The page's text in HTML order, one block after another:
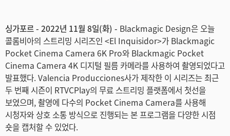
India
Italy
Japan
Korea
Mexico
싱가포르 - 2022년 11월 8일(화) - Blackmagic Design은 오늘
콜롬비아의 스트리밍 시리즈인 <El Inquisidor>가 Blackmagic
Pocket Cinema Camera 6K Pro와 Blackmagic Pocket
Cinema Camera 4K 디지털 필름 카메라를 사용하여 촬영되었다고
발표했다. Valencia Producciones사가 제작한 이 시리즈는 최근
두 번째 시즌이 RTVCPlay의 무료 스트리밍 플랫폼에서 첫선을
보였으며, 촬영에 다수의 Pocket Cinema Camera를 사용해
시청자와 상호 소통 방식으로 진행되는 본 프로그램을 다양한 시점
숏을 캡처할 수 있었다.